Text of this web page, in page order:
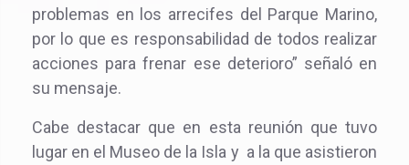
problemas en los arrecifes del Parque Marino,
por lo que es responsabilidad de todos realizar
acciones para frenar ese deterioro” señaló en
su mensaje.
Cabe destacar que en esta reunión que tuvo
lugar en el Museo de la Isla y a la que asistieron